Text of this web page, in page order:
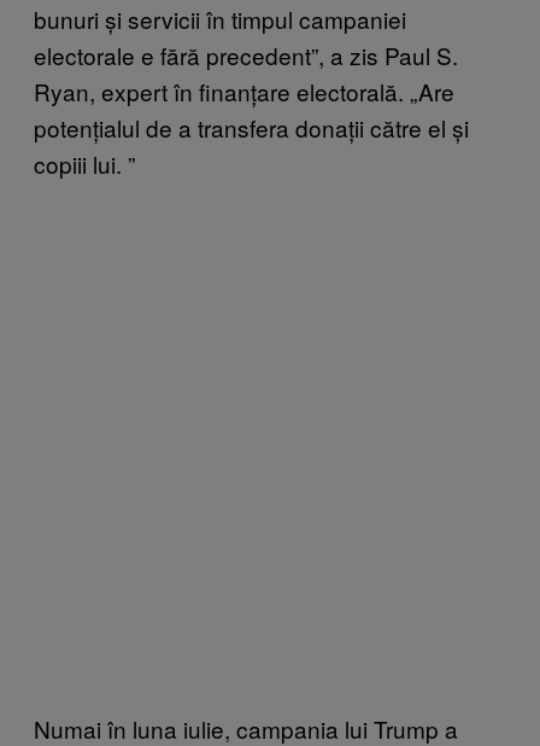
bunuri și servicii în timpul campaniei
electorale e fără precedent”, a zis Paul S.
Ryan, expert în finanțare electorală. „Are
potențialul de a transfera donații către el și
copiii lui. ”
Numai în luna iulie, campania lui Trump a